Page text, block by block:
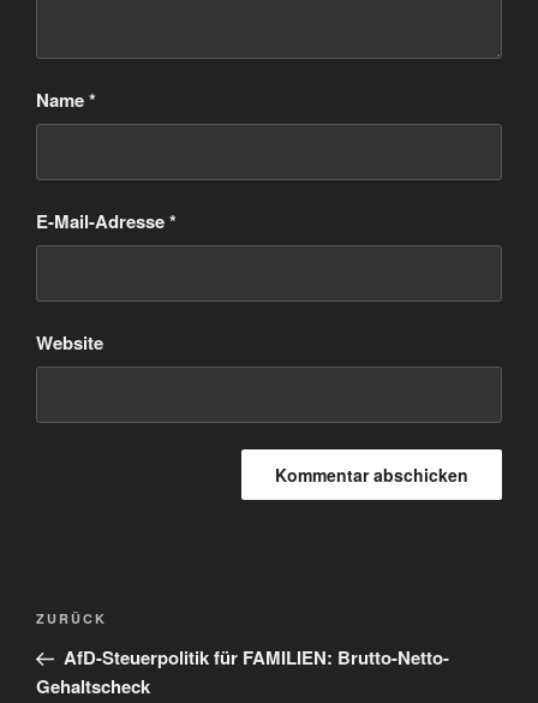
Name*
E-Mail-Adresse*
Website
Beitragsnavigation
Vorheriger
Beitrag
ZURÜCK
AfD-Steuerpolitik für FAMILIEN: Brutto-Netto-
Gehaltscheck